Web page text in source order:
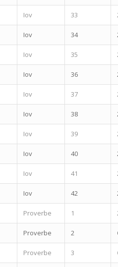
Iov 33
Iov 34
Iov 35
Iov 36
Iov 37
Iov 38
Iov 39
Iov 40
Iov 41
Iov 42
Proverbe 1
Proverbe 2
Proverbe 3